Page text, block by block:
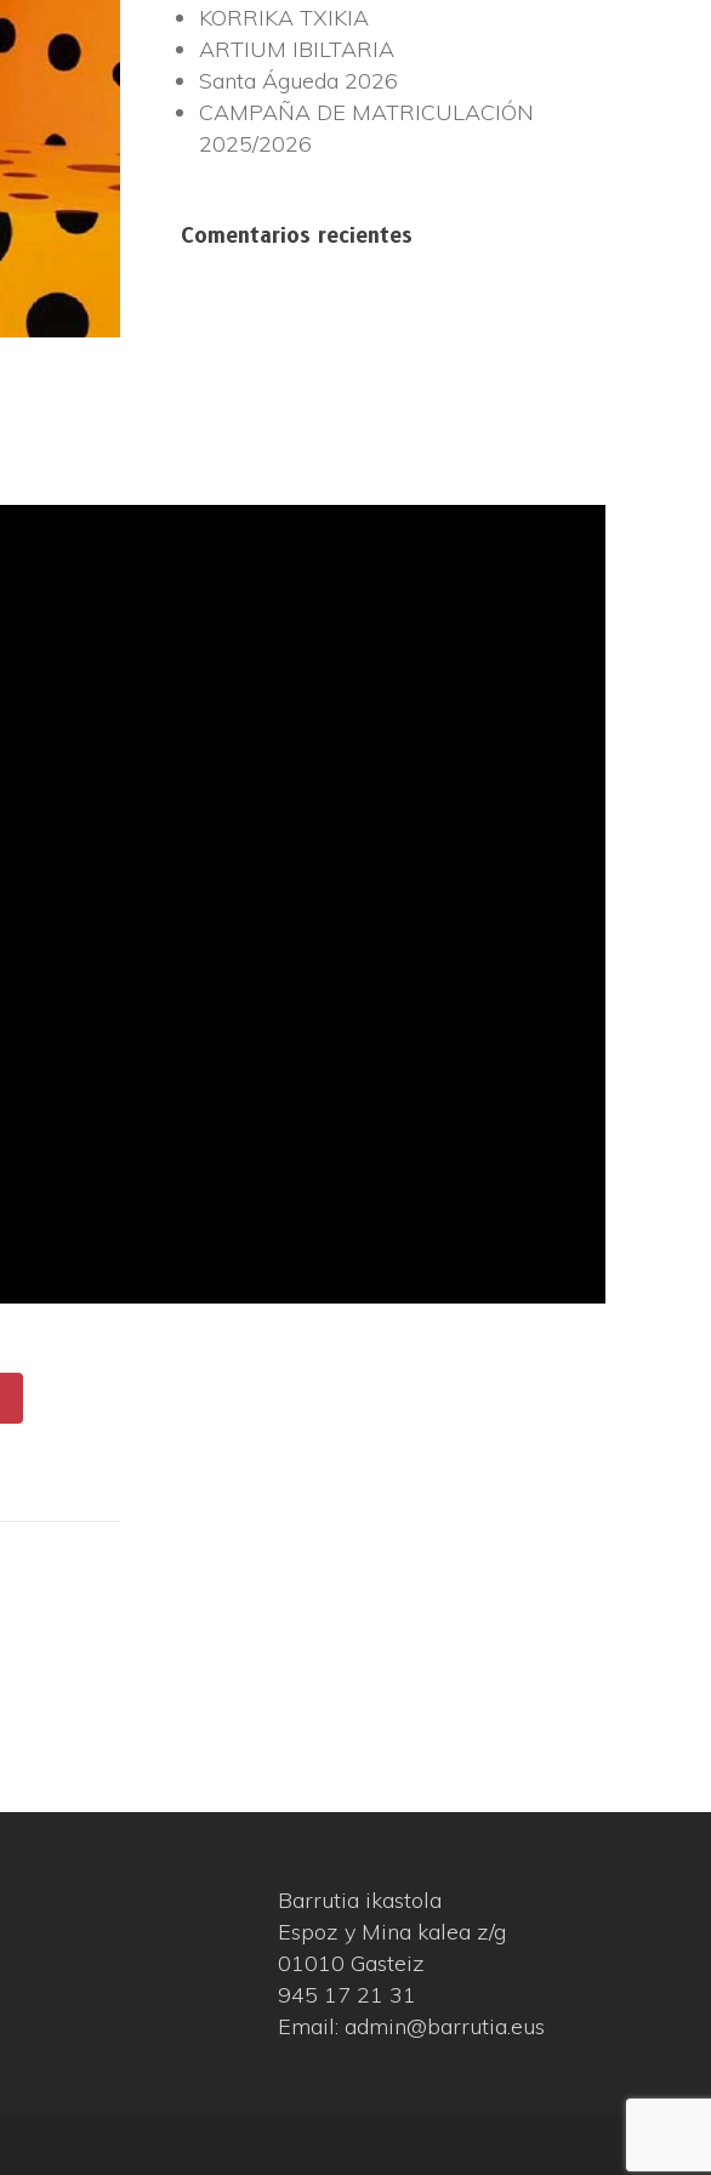
KORRIKA TXIKIA
ARTIUM IBILTARIA
Santa Águeda 2026
CAMPAÑA DE MATRICULACIÓN
2025/2026
Comentarios recientes
Barrutia ikastola
Espoz y Mina kalea z/g
01010 Gasteiz
945 17 21 31
Email: admin@barrutia.eus